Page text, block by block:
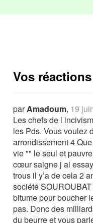
Vos
parAmadoum, 19
Les chefs de l
les Pds. Vous voulez
arrondissement 4
vie "" le seul et
cœur saigne j ai
trous il y’a de cela 2
société
bitume pour boucher
pas. Donc des
du beurre et vous